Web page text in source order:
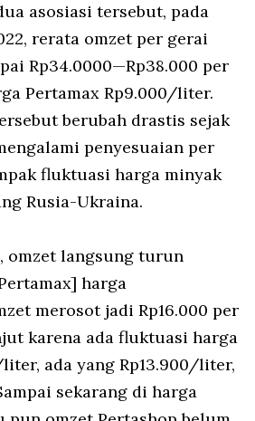
asosiasi tersebut, pada
rerata omzet per gerai
Rp34.0000—Rp38.000 per
Pertamax Rp9.000/liter.
berubah drastis sejak
penyesuaian per
fluktuasi harga minyak
Rusia-Ukraina.
omzet langsung turun
harga
merosot jadi Rp16.000 per
karena ada fluktuasi harga
ada yang Rp13.900/liter,
sekarang di harga